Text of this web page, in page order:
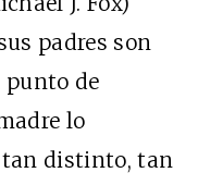
padres son
punto de
lo
distinto, tan